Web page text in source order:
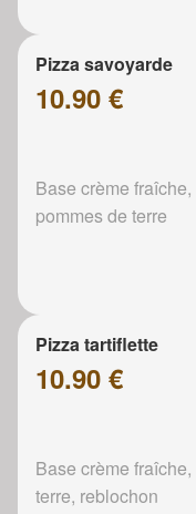
Pizza savoyarde
10.90 €
Base crème
pommes de terre
Pizza tartiflette
10.90 €
Base crème
terre, reblochon